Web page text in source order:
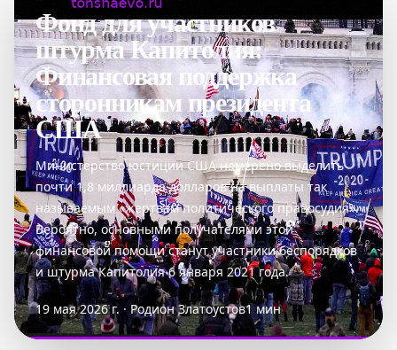
Фонд для участников
штурма Капитолия:
Финансовая поддержка
сторонникам президента
США
Министерство юстиции США намерено выделить
почти 1,8 миллиарда долларов на выплаты так
называемым «жертвам политического правосудия».
Вероятно, основными получателями этой
финансовой помощи станут участники беспорядков
и штурма Капитолия 6 января 2021 года.
19 мая 2026 г. · Родион Златоустов1 мин